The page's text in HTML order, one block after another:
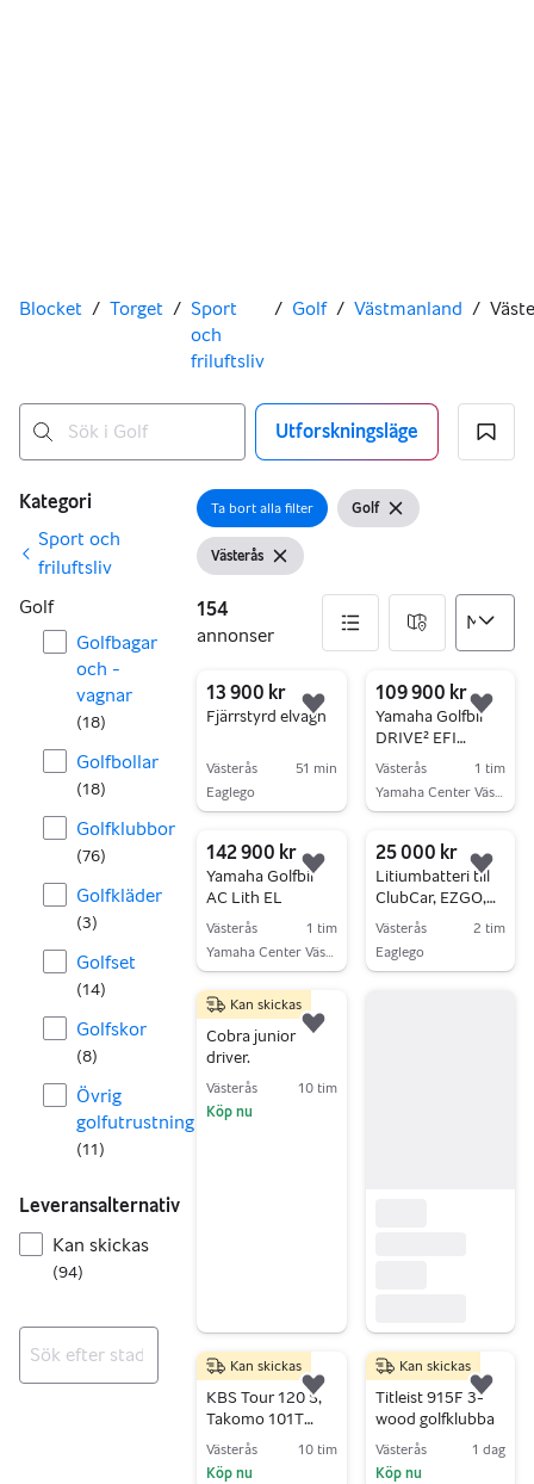
Du är här
Blocket / Torget / Sport
och
friluftsliv
/ Golf / Västmanland /
Utforskningsläge
Filter
Kategori
Sport och
friluftsliv
Golf
Golfbagar
och -
vagnar
(18)
Golfbollar
(18)
Golfklubbor
(76)
Golfkläder
(3)
Golfset
(14)
Golfskor
(8)
Övrig
golfutrustning
(11)
Leveransalternativ
Kan skickas
(94)
Öppna filter
Ta bort alla filter Visa filter
Golf Ta bort filter
Visa filter
Västerås Ta bort filter
154
annonser
154 annonser
13 900 kr
Fjärrstyrd elvagn
Västerås
51 min
Eaglego
Lägg till i favoriter.
109 900 kr
Yamaha Golfbil
DRIVE² EFI
Bensin
Västerås
1 tim
Yamaha Center Västerås
142 900 kr
Yamaha Golfbil
AC Lith EL
Västerås
1 tim
Yamaha Center Västerås
Lägg till i favoriter.
25 000 kr
Litiumbatteri till
ClubCar, EZGO,
Melex, Yamaha
Västerås
2 tim
Eaglego
400 kr
Cobra junior
driver.
Västerås
10 tim
Köp nu
Kan skickas
5 750 kr
KBS Tour 120 S,
Takomo 101T
järnset,
golfklubbor 4–P
Västerås
10 tim
Köp nu
Kan skickas
Lägg till i favoriter.
800 kr
Titleist 915F 3-
wood golfklubba
Västerås
1 dag
Köp nu
Kan skickas